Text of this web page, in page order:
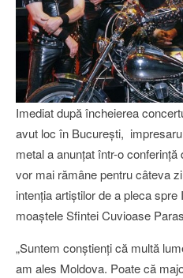
Imediat după încheierea
avut loc în Bucureşti,
metal a anunţat într-o
vor mai rămâne pentru câteva
intenţia artiştilor de a pleca spre
moaştele Sfintei Cuvioase
„Suntem conştienţi că multă
am ales Moldova. Poate că